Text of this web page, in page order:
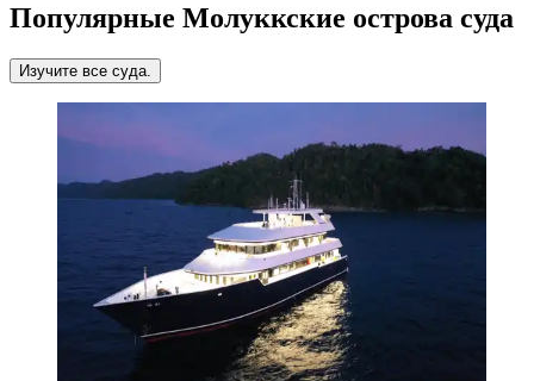
Популярные Молуккские острова суда
Изучите все суда.